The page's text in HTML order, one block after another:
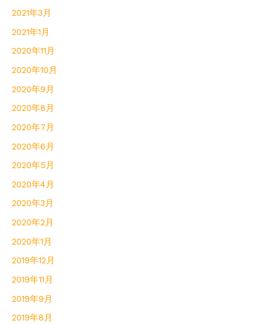
2021年3月
2021年1月
2020年11月
2020年10月
2020年9月
2020年8月
2020年7月
2020年6月
2020年5月
2020年4月
2020年3月
2020年2月
2020年1月
2019年12月
2019年11月
2019年9月
2019年8月